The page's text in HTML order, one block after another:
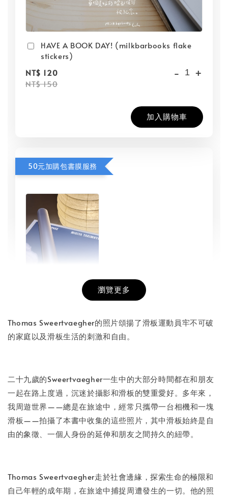
HAVE A BOOK DAY! (milkbarbooks flake
stickers)
NT$ 120
NT$ 150
- +
加入購物車
50元加購包書膜服務
NT$ 50
NT$ 100
- +
瀏覽更多
Thomas Sweertvaegher的照片頌揚了滑板運動員牢不可破
的家庭以及滑板生活的刺激和自由。
二十九歲的Sweertvaegher一生中的大部分時間都在和朋友
一起在路上度過，沉迷於攝影和滑板的雙重愛好。多年來，
我周遊世界——總是在旅途中，經常只攜帶一台相機和一塊
滑板——拍攝了本書中收集的這些照片，其中滑板始終是自
由的象徵、一個人身份的延伸和朋友之間持久的紐帶。
Thomas Sweertvaegher走於社會邊緣，探索生命的極限和
自己年輕的成年期，在旅途中捕捉周遭發生的一切。他的照